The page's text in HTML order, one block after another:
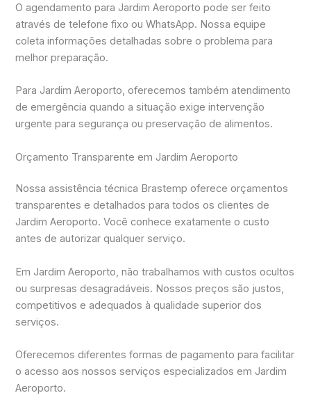
O agendamento para Jardim Aeroporto pode ser feito
através de telefone fixo ou WhatsApp. Nossa equipe
coleta informações detalhadas sobre o problema para
melhor preparação.
Para Jardim Aeroporto, oferecemos também atendimento
de emergência quando a situação exige intervenção
urgente para segurança ou preservação de alimentos.
Orçamento Transparente em Jardim Aeroporto
Nossa assistência técnica Brastemp oferece orçamentos
transparentes e detalhados para todos os clientes de
Jardim Aeroporto. Você conhece exatamente o custo
antes de autorizar qualquer serviço.
Em Jardim Aeroporto, não trabalhamos with custos ocultos
ou surpresas desagradáveis. Nossos preços são justos,
competitivos e adequados à qualidade superior dos
serviços.
Oferecemos diferentes formas de pagamento para facilitar
o acesso aos nossos serviços especializados em Jardim
Aeroporto.